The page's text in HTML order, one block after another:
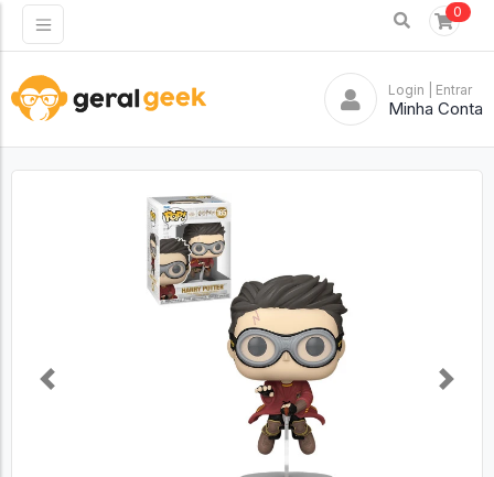
0
Login | Entrar
Minha Conta
Previous Next